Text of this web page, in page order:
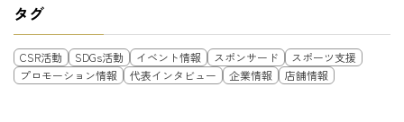
タグ
CSR活動 SDGs活動 イベント情報 スポンサード
スポーツ支援
プロモーション情報
代表インタビュー 企業情報 店舗情報